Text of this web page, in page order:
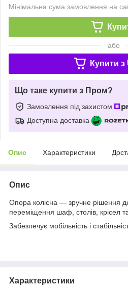
Мінімальна сума замовлення на
або
Купити з
Що таке купити з Пром?
Замовлення під захистом
Доступна доставка
Опис Характеристики
Опис
Опора колісна — зручне рішення
переміщення шаф, столів, крісел та
Забезпечує мобільність і
Характеристики